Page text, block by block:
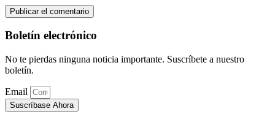
Boletín electrónico
No te pierdas ninguna noticia importante. Suscríbete a nuestro
boletín.
Email
Suscríbase Ahora